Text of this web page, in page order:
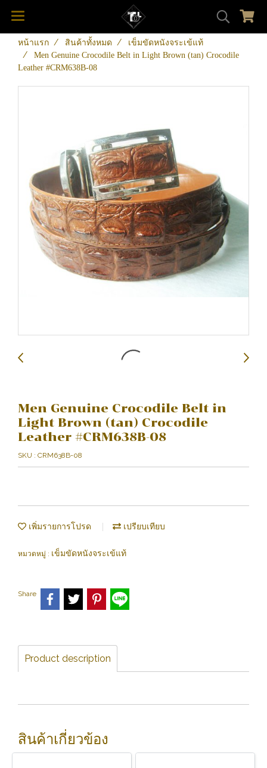
หน้าแรก สินค้าทั้งหมด
เข็มขัดหนังจระเข้แท้
Men Genuine Crocodile Belt in Light Brown (tan) Crocodile
Leather #CRM638B-08
Men Genuine Crocodile Belt in
Light Brown (tan) Crocodile
Leather #CRM638B-08
SKU : CRM638B-08
เพิ่มรายการโปรด เปรียบเทียบ
หมวดหมู่ : เข็มขัดหนังจระเข้แท้
Share
Product description
สินค้าเกี่ยวข้อง